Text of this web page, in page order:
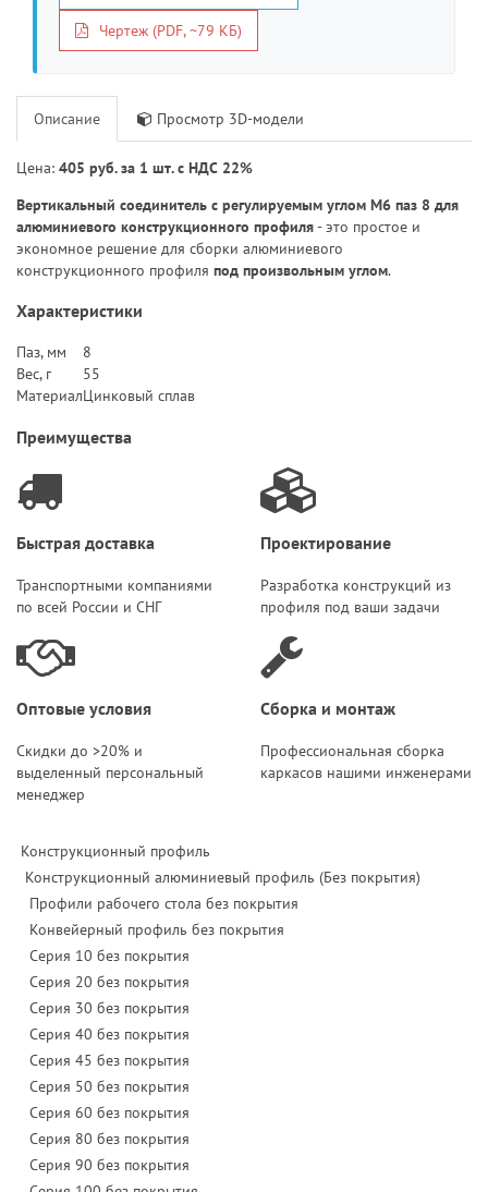
Чертеж (PDF, ~79 КБ)
Описание Просмотр 3D-модели
Цена: 405 руб. за 1 шт. с НДС 22%
Вертикальный соединитель с регулируемым углом M6 паз 8 для
алюминиевого конструкционного профиля- это простое и
экономное решение для сборки алюминиевого
конструкционного профиля под произвольным углом.
Характеристики
Паз, мм
8
Вес, г
55
МатериалЦинковый сплав
Преимущества
Быстрая доставка
Транспортными компаниями
по всей России и СНГ
Проектирование
Разработка конструкций из
профиля под ваши задачи
Оптовые условия
Скидки до >20% и
выделенный персональный
менеджер
Сборка и монтаж
Профессиональная сборка
каркасов нашими инженерами
Конструкционный профиль
Конструкционный алюминиевый профиль (Без покрытия)
Профили рабочего стола без покрытия
Конвейерный профиль без покрытия
Серия 10 без покрытия
Серия 20 без покрытия
Серия 30 без покрытия
Серия 40 без покрытия
Серия 45 без покрытия
Серия 50 без покрытия
Серия 60 без покрытия
Серия 80 без покрытия
Серия 90 без покрытия